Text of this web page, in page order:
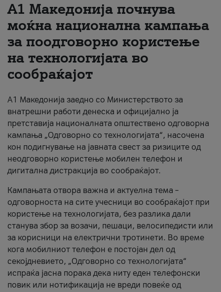
#ПодобарОнлајн
A1 Македонија почнува
моќна национална кампања
за поодговорно користење
на технологијата во
сообраќајот
A1 Македонија заедно со Министерството за
внатрешни работи денеска и официјално ја
претставија националната општествено одговорна
кампања „Одговорно со технологијата“, насочена
кон подигнување на јавната свест за ризиците од
неодговорно користење мобилен телефон и
дигитална дистракција во сообраќајот.
Кампањата отвора важна и актуелна тема –
одговорноста на сите учесници во сообраќајот при
користење на технологијата, без разлика дали
станува збор за возачи, пешаци, велосипедисти или
за корисници на електрични тротинети. Во време
кога мобилниот телефон е постојан дел од
секојдневието, „Одговорно со технологијата“
испраќа јасна порака дека ниту еден телефонски
повик или нотификација не вреди повеќе од